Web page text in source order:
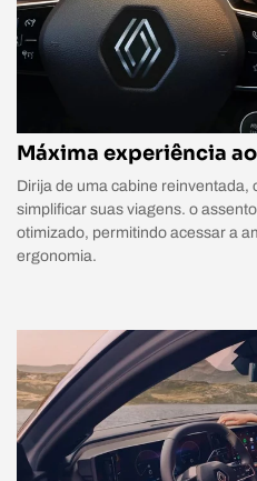
Máxima experiência
Dirija de uma cabine reinventada,
simplificar suas viagens. o
otimizado, permitindo acessar a
ergonomia.